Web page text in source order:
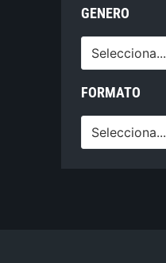
GENERO
Selecciona...
FORMATO
Selecciona...